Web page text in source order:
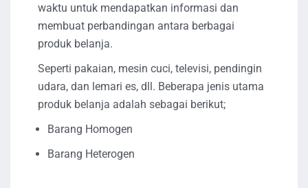
waktu untuk mendapatkan informasi dan
membuat perbandingan antara berbagai
produk belanja.
Seperti pakaian, mesin cuci, televisi, pendingin
udara, dan lemari es, dll. Beberapa jenis utama
produk belanja adalah sebagai berikut;
Barang Homogen
Barang Heterogen